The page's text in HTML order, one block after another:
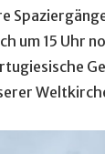
15 Uhr